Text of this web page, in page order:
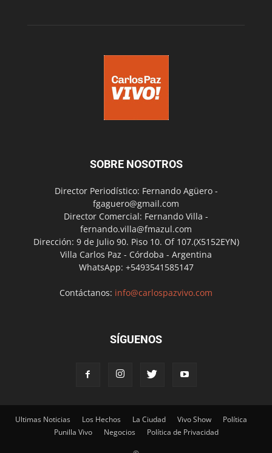
SOBRE NOSOTROS
Director Periodístico: Fernando Agüero -
fgaguero@gmail.com
Director Comercial: Fernando Villa -
fernando.villa@fmazul.com
Dirección: 9 de Julio 90. Piso 10. Of 107.(X5152EYN)
Villa Carlos Paz - Córdoba - Argentina
WhatsApp: +5493541585147
Contáctanos: info@carlospazvivo.com
SÍGUENOS
Ultimas Noticias Los Hechos La Ciudad Vivo Show
Política
Punilla Vivo
Negocios Política de Privacidad